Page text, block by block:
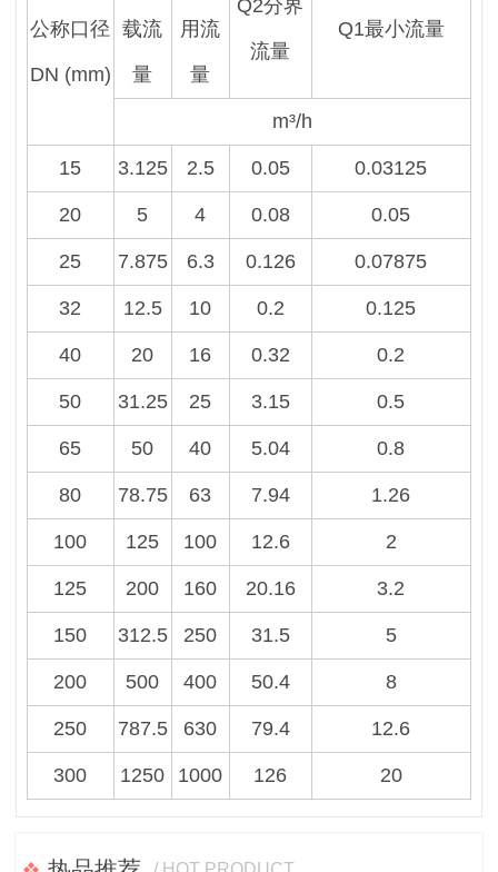
公称口径
DN (mm)
载流
量
用流
量
Q2分界
流量
Q1最小流量
m³/h
15 3.125 2.5 0.05 0.03125
20 5 4 0.08 0.05
25 7.875 6.3 0.126 0.07875
32 12.5 10 0.2 0.125
40 20 16 0.32 0.2
50 31.25 25 3.15 0.5
65 50 40 5.04 0.8
80 78.75 63 7.94 1.26
100 125 100 12.6 2
125 200 160 20.16 3.2
150 312.5 250 31.5 5
200 500 400 50.4 8
250 787.5 630 79.4 12.6
300 1250 1000 126 20